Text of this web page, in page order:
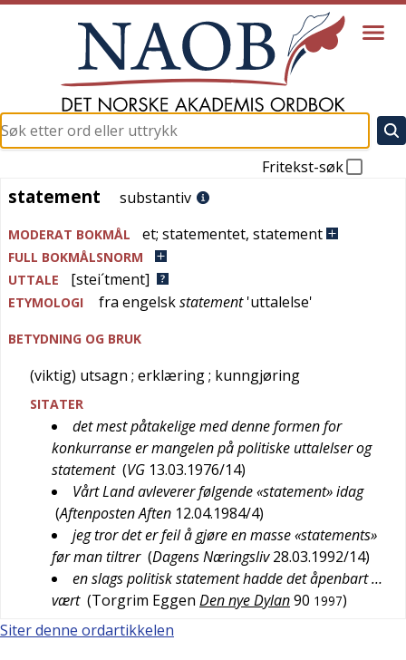
Fritekst-søk
statement
statement substantiv
MODERAT BOKMÅL et; statementet, statement
FULL BOKMÅLSNORM
UTTALE
[stei´tment]
ETYMOLOGI fra engelskstatement'uttalelse'
BETYDNING OG BRUK
(viktig) utsagn ; erklæring; kunngjøring
SITATER
det mest påtakelige med denne formen for
konkurranse er mangelen på politiske uttalelser og
statement (VG 13.03.1976/14)
Vårt Land avleverer følgende «statement» idag
(Aftenposten Aften 12.04.1984/4)
jeg tror det er feil å gjøre en masse «statements»
før man tiltrer (Dagens Næringsliv 28.03.1992/14)
en slags politisk statement hadde det åpenbart …
vært (Torgrim Eggen Den nye Dylan90 1997)
Siter denne ordartikkelen